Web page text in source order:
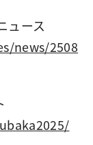
ュース
news/2508